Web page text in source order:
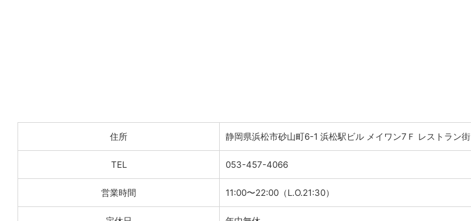
住所 静岡県浜松市砂山町6-1 浜松駅ビル メイワン7Ｆ レストラン街
TEL 053-457-4066
営業時間 11:00〜22:00（L.O.21:30）